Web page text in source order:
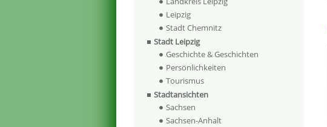
Leipzig
Stadt Chemnitz
Stadt Leipzig
Geschichte & Geschichten
Persönlichkeiten
Tourismus
Stadtansichten
Sachsen
Sachsen-Anhalt